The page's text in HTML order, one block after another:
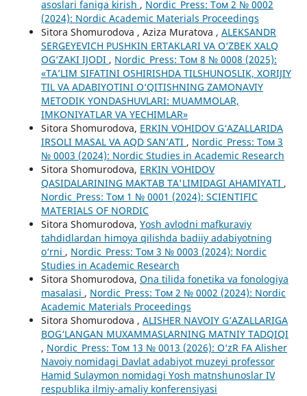
asoslari faniga kirish , Nordic_Press: Том 2 № 0002
(2024): Nordic Academic Materials Proceedings
Sitora Shomurodova , Aziza Muratova , ALEKSANDR
SERGEYEVICH PUSHKIN ERTAKLARI VA O‘ZBEK XALQ
OG‘ZAKI IJODI , Nordic_Press: Том 8 № 0008 (2025):
«TA’LIM SIFATINI OSHIRISHDA TILSHUNOSLIK, XORIJIY
TIL VA ADABIYOTINI O‘QITISHNING ZAMONAVIY
METODIK YONDASHUVLARI: MUAMMOLAR,
IMKONIYATLAR VA YECHIMLAR»
Sitora Shomurodova, ERKIN VOHIDOV G‘AZALLARIDA
IRSOLI MASAL VA AQD SAN’ATI , Nordic_Press: Том 3
№ 0003 (2024): Nordic Studies in Academic Research
Sitora Shomurodova, ERKIN VOHIDOV
QASIDALARINING MAKTAB TA'LIMIDAGI AHAMIYATI ,
Nordic_Press: Том 1 № 0001 (2024): SCIENTIFIC
MATERIALS OF NORDIC
Sitora Shomurodova, Yosh avlodni mafkuraviy
tahdidlardan himoya qilishda badiiy adabiyotning
o‘rni , Nordic_Press: Том 3 № 0003 (2024): Nordic
Studies in Academic Research
Sitora Shomurodova, Ona tilida fonetika va fonologiya
masalasi , Nordic_Press: Том 2 № 0002 (2024): Nordic
Academic Materials Proceedings
Sitora Shomurodova , ALISHER NAVOIY G’AZALLARIGA
BOG‘LANGAN MUXAMMASLARNING MATNIY TADQIQI
, Nordic_Press: Том 13 № 0013 (2026): O‘zR FA Alisher
Navoiy nomidagi Davlat adabiyot muzeyi professor
Hamid Sulaymon nomidagi Yosh matnshunoslar IV
respublika ilmiy-amaliy konferensiyasi